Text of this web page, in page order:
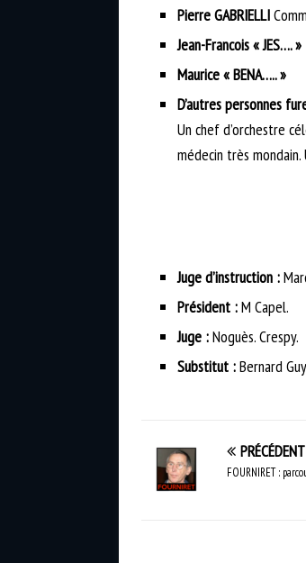
Pierre GABRIELLI
Jean-Francois « JES…. »
Maurice « BENA….. »
D’autres personnes
Un chef d’orchestre
médecin très mondain.
Juge d’instruction :
Président :M Capel.
Juge :Noguès. Crespy.
Substitut :Bernard
PRÉCÉDENT
FOURNIRET :